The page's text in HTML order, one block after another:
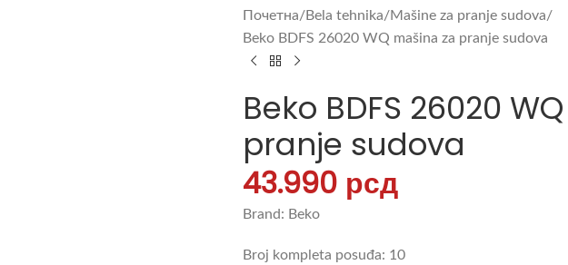
Почетна Bela tehnika
Mašine za pranje sudova
Beko BDFS 26020 WQ mašina za pranje sudova
Beko BDFS 26020
pranje sudova
43.990 рсд
Brand: Beko
Broj kompleta posuđa: 10